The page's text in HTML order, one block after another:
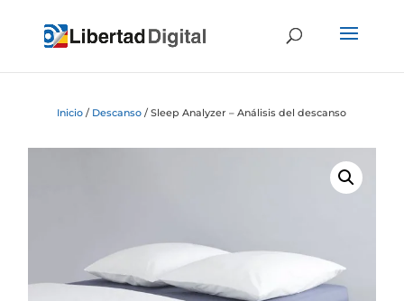
Inicio / Descanso / Sleep Analyzer – Análisis del descanso